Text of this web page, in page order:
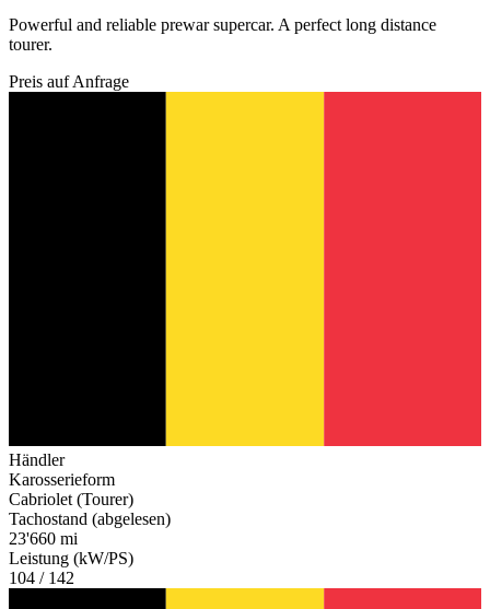
Powerful and reliable prewar supercar. A perfect long distance
tourer.
Preis auf Anfrage
Händler
Karosserieform
Cabriolet (Tourer)
Tachostand (abgelesen)
23'660 mi
Leistung (kW/PS)
104 / 142